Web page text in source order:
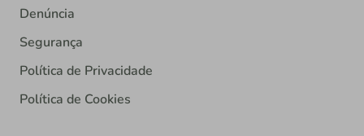
Denúncia
Segurança
Política de Privacidade
Política de Cookies